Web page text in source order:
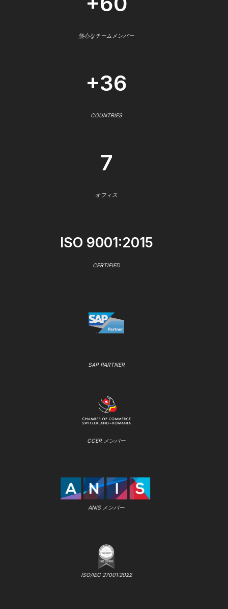
熱心なチームメンバー
+36
COUNTRIES
7
オフィス
ISO 9001:2015
CERTIFIED
SAP PARTNER
CCER メンバー
ANIS メンバー
ISO/IEC 27001:2022